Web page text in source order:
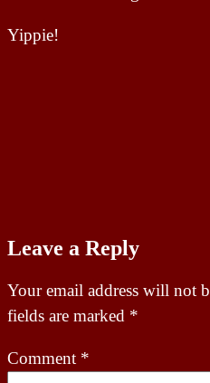
Yippie!
Leave a Reply
Your email address will not
fields are marked *
Comment *